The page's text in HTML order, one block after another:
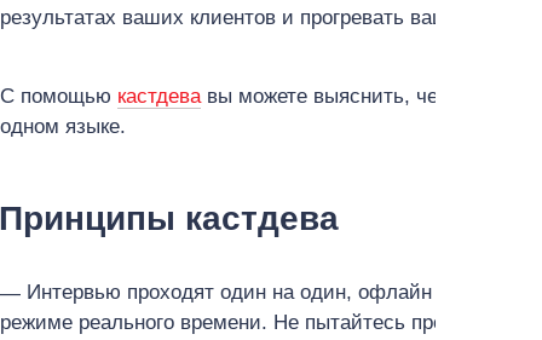
результатах ваших клиентов и прогревать вашу
С помощью кастдевавы можете выяснить, чего ждёт от
одном языке.
Принципы кастдева
Интервью проходят один на один, офлайн или
режиме реального времени. Не пытайтесь провести